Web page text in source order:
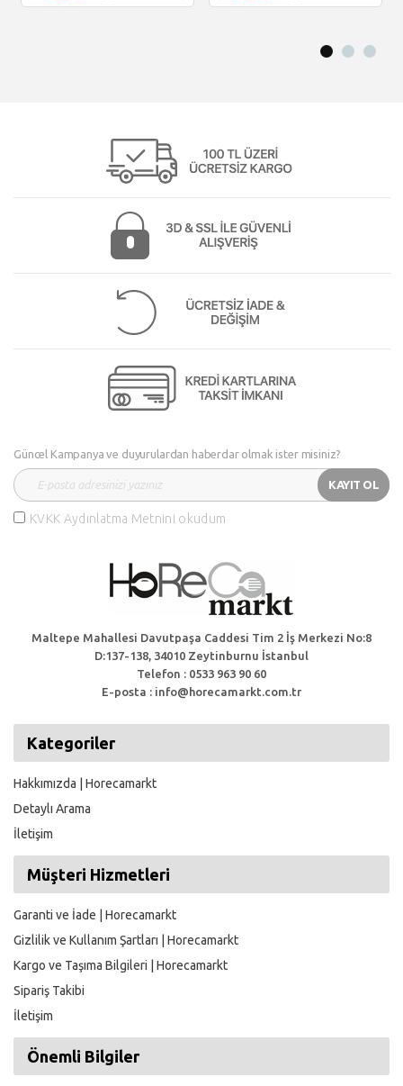
Güncel Kampanya ve duyurulardan haberdar olmak ister misiniz?
KAYIT OL
KVKK Aydınlatma Metnini okudum
Maltepe Mahallesi Davutpaşa Caddesi Tim 2 İş Merkezi No:8
D:137-138, 34010 Zeytinburnu İstanbul
Telefon : 0533 963 90 60
E-posta : info@horecamarkt.com.tr
Kategoriler
Hakkımızda | Horecamarkt
Detaylı Arama
İletişim
Müşteri Hizmetleri
Garanti ve İade | Horecamarkt
Gizlilik ve Kullanım Şartları | Horecamarkt
Kargo ve Taşıma Bilgileri | Horecamarkt
Sipariş Takibi
İletişim
Önemli Bilgiler